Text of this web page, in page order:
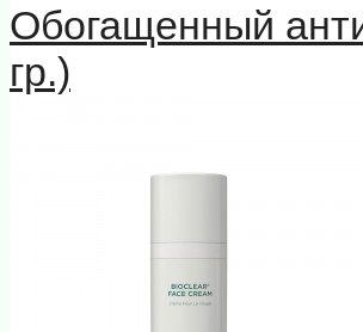
Обогащенный
гр.)